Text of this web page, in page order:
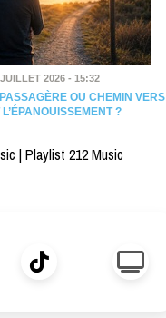
2026 - 15:32
OU CHEMIN VERS
?
|Playlist 212 Music